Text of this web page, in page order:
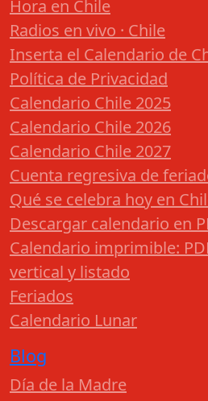
Hora en Chile
Radios en vivo · Chile
Inserta el Calendario de
Política de Privacidad
Calendario Chile 2025
Calendario Chile 2026
Calendario Chile 2027
Cuenta regresiva de
Qué se celebra hoy en
Descargar calendario en
Calendario imprimible:
vertical y listado
Feriados
Calendario Lunar
Blog
Día de la Madre